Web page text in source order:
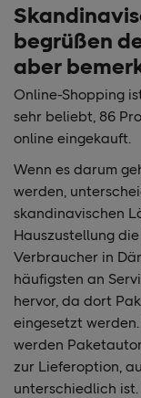
begrüßen
aber
Online-Shopping
sehr beliebt, 86
online eingekauft.
Wenn es darum
werden,
skandinavischen
Hauszustellung
Verbraucher in
häufigsten an
hervor, da dort
eingesetzt
werden
zur Lieferoption,
unterschiedlich